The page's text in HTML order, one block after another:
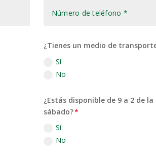
¿Tienes un medio de
Sí
No
¿Estás disponible de 9 a 2 de
sábado?
Sí
No